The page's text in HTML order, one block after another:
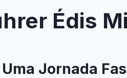
Édis
Jornada